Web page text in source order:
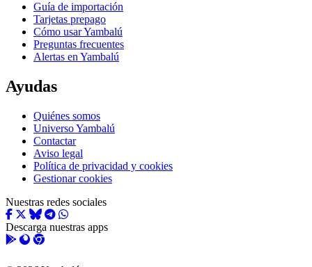
Guía de importación
Tarjetas prepago
Cómo usar Yambalú
Preguntas frecuentes
Alertas en Yambalú
Ayudas
Quiénes somos
Universo Yambalú
Contactar
Aviso legal
Política de privacidad y cookies
Gestionar cookies
Nuestras redes sociales
Descarga nuestras apps